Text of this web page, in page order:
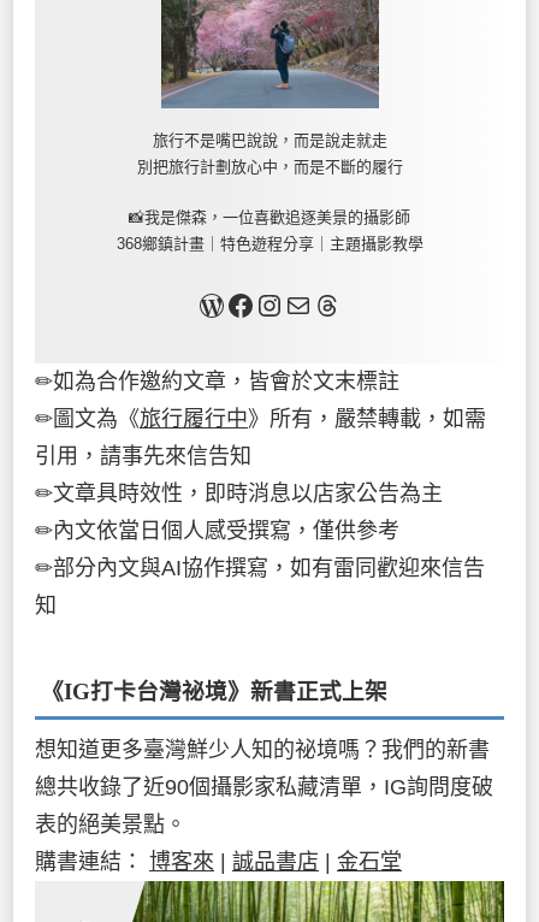
旅行不是嘴巴說說，而是說走就走
別把旅行計劃放心中，而是不斷的履行
📸我是傑森，一位喜歡追逐美景的攝影師
368鄉鎮計畫｜特色遊程分享｜主題攝影教學
關於我Facebook InstagramMail Threads
✏如為合作邀約文章，皆會於文末標註
✏圖文為《旅行履行中》所有，嚴禁轉載，如需
引用，請事先來信告知
✏文章具時效性，即時消息以店家公告為主
✏內文依當日個人感受撰寫，僅供參考
✏部分內文與AI協作撰寫，如有雷同歡迎來信告
知
《IG打卡台灣祕境》新書正式上架
想知道更多臺灣鮮少人知的祕境嗎？我們的新書
總共收錄了近90個攝影家私藏清單，IG詢問度破
表的絕美景點。
購書連結： 博客來 | 誠品書店 | 金石堂